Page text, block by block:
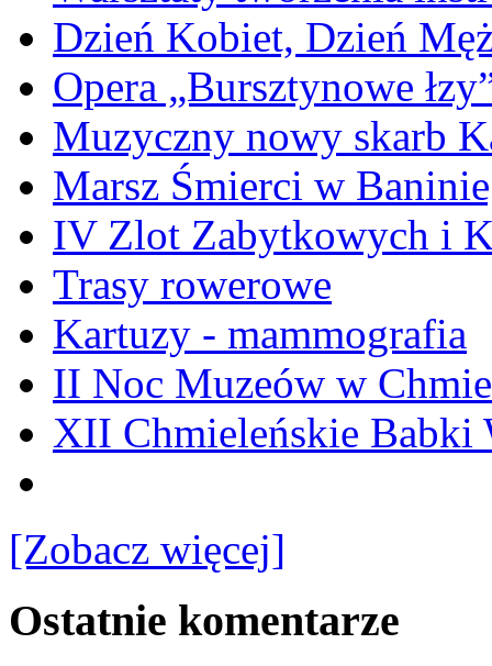
Dzień Kobiet, Dzień
Opera „Bursztynowe
Muzyczny nowy skarb
Marsz Śmierci w
IV Zlot Zabytkowych i
Trasy rowerowe
Kartuzy - mammografia
II Noc Muzeów w
XII Chmieleńskie Babki
[Zobacz więcej]
Ostatnie komentarze